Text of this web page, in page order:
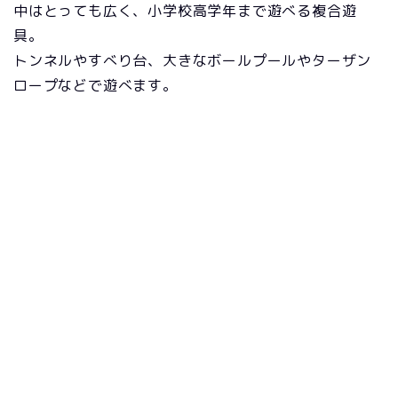
中はとっても広く、小学校高学年まで遊べる複合遊
具。
トンネルやすべり台、大きなボールプールやターザン
ロープなどで遊べます。